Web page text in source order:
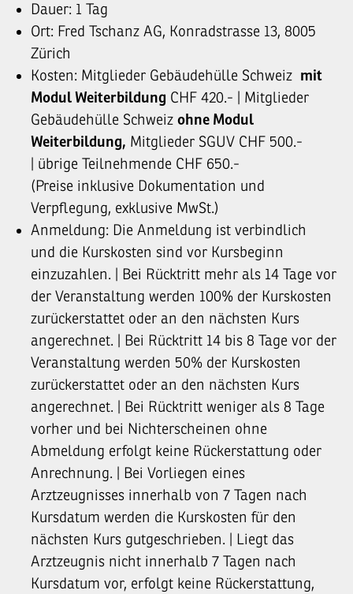
Dauer: 1 Tag
Ort: Fred Tschanz AG, Konradstrasse 13, 8005
Zürich
Kosten: Mitglieder Gebäudehülle Schweiz mit
Modul Weiterbildung CHF 420.- | Mitglieder
Gebäudehülle Schweiz ohne Modul
Weiterbildung, Mitglieder SGUV CHF 500.-
| übrige Teilnehmende CHF 650.-
(Preise inklusive Dokumentation und
Verpflegung, exklusive MwSt.)
Anmeldung: Die Anmeldung ist verbindlich
und die Kurskosten sind vor Kursbeginn
einzuzahlen. | Bei Rücktritt mehr als 14 Tage vor
der Veranstaltung werden 100% der Kurskosten
zurückerstattet oder an den nächsten Kurs
angerechnet. | Bei Rücktritt 14 bis 8 Tage vor der
Veranstaltung werden 50% der Kurskosten
zurückerstattet oder an den nächsten Kurs
angerechnet. | Bei Rücktritt weniger als 8 Tage
vorher und bei Nichterscheinen ohne
Abmeldung erfolgt keine Rückerstattung oder
Anrechnung. | Bei Vorliegen eines
Arztzeugnisses innerhalb von 7 Tagen nach
Kursdatum werden die Kurskosten für den
nächsten Kurs gutgeschrieben. | Liegt das
Arztzeugnis nicht innerhalb 7 Tagen nach
Kursdatum vor, erfolgt keine Rückerstattung,